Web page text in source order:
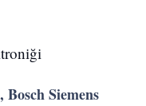
Siemens